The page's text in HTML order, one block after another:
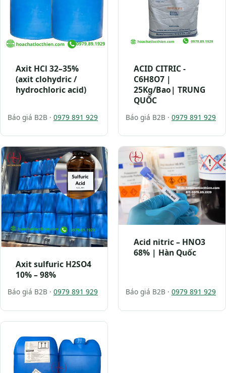
Axit HCl 32–35%
(axit clohydric /
hydrochloric acid)
Báo giá B2B · 0979 891 929
ACID CITRIC -
C6H8O7 |
25Kg/Bao| TRUNG
QUỐC
Báo giá B2B · 0979 891 929
Axit sulfuric H2SO4
10% – 98%
Báo giá B2B · 0979 891 929
Acid nitric – HNO3
68% | Hàn Quốc
Báo giá B2B · 0979 891 929